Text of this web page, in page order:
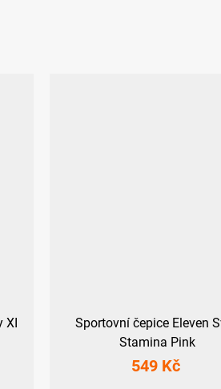
XI
Sportovní čepice Eleven
Stamina Pink
549 Kč